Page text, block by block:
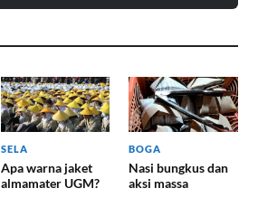
SELA
Apa warna jaket
almamater UGM?
BOGA
Nasi bungkus dan
aksi massa